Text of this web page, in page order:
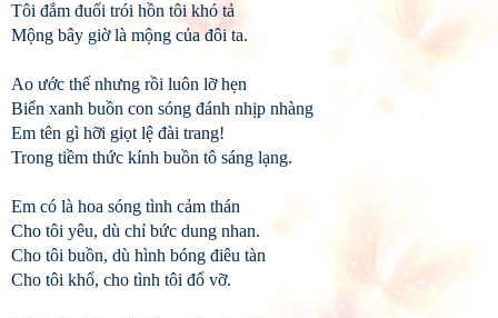
Tôi đắm đuối trói hồn tôi khó tả
Mộng bây giờ là mộng của đôi ta.
Ao ước thế nhưng rồi luôn lỡ hẹn
Biển xanh buồn con sóng đánh nhịp nhàng
Em tên gì hỡi giọt lệ đài trang!
Trong tiềm thức kính buồn tô sáng lạng.
Em có là hoa sóng tình cảm thán
Cho tôi yêu, dù chỉ bức dung nhan.
Cho tôi buồn, dù hình bóng điêu tàn
Cho tôi khổ, cho tình tôi đổ vỡ.